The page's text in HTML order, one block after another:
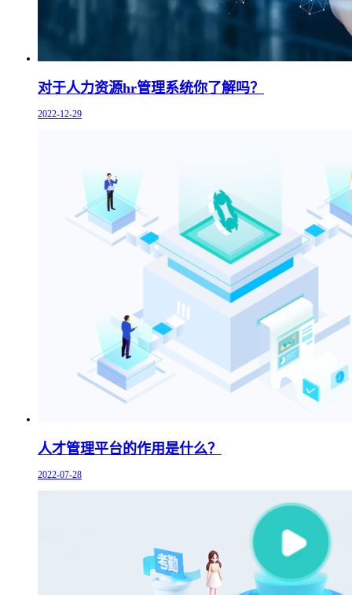
对于人力资源hr管理系统你了解吗？
2022-12-29
人才管理平台的作用是什么？
2022-07-28